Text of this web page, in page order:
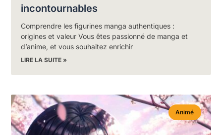
incontournables
Comprendre les figurines manga authentiques :
origines et valeur Vous êtes passionné de manga et
d’anime, et vous souhaitez enrichir
LIRE LA SUITE »
Animé